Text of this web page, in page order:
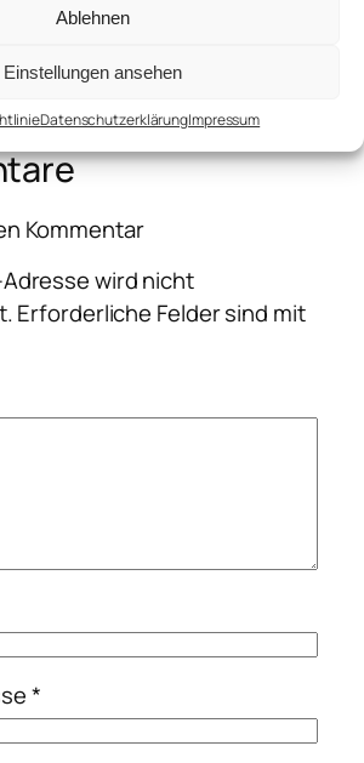
Ablehnen
Einstellungen ansehen
DatenschutzerklärungImpressum
Kommentar
wird nicht
Erforderliche Felder sind mit
*